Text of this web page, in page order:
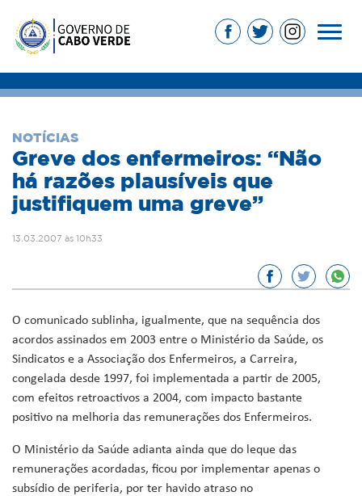
NOTÍCIAS
Greve dos enfermeiros: “Não
há razões plausíveis que
justifiquem uma greve”
13.03.2007 às 10h33
O comunicado sublinha, igualmente, que na sequência dos
acordos assinados em 2003 entre o Ministério da Saúde, os
Sindicatos e a Associação dos Enfermeiros, a Carreira,
congelada desde 1997, foi implementada a partir de 2005,
com efeitos retroactivos a 2004, com impacto bastante
positivo na melhoria das remunerações dos Enfermeiros.
O Ministério da Saúde adianta ainda que do leque das
remunerações acordadas, ficou por implementar apenas o
subsídio de periferia, por ter havido atraso no